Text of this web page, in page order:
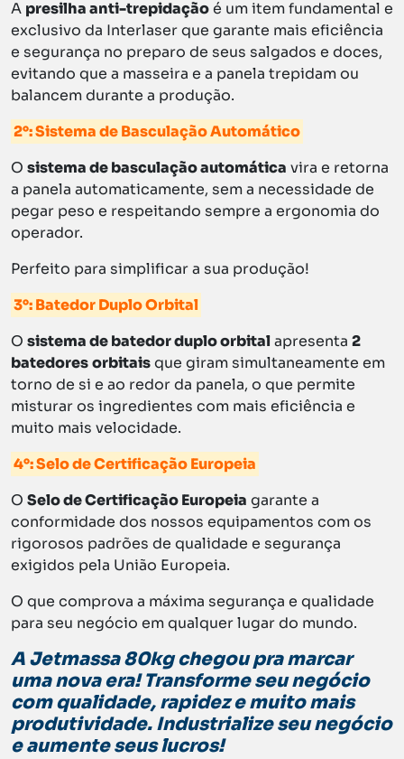
A presilha anti-trepidaçãoé um item fundamental e
exclusivo da Interlaser que garante mais eficiência
e segurança no preparo de seus salgados e doces,
evitando que a masseira e a panela trepidam ou
balancem durante a produção.
2°: Sistema de Basculação Automático
O sistema de basculação automática vira e retorna
a panela automaticamente, sem a necessidade de
pegar peso e respeitando sempre a ergonomia do
operador.
Perfeito para simplificar a sua produção!
3°: Batedor Duplo Orbital
O sistema de batedor duplo orbitalapresenta 2
batedoresorbitaisque giram simultaneamente em
torno de si e ao redor da panela, o que permite
misturar os ingredientes com mais eficiência e
muito mais velocidade.
4°: Selo de Certificação Europeia
O Selo de Certificação Europeia garante a
conformidade dos nossos equipamentos com os
rigorosos padrões de qualidade e segurança
exigidos pela União Europeia.
O que comprova a máxima segurança e qualidade
para seu negócio em qualquer lugar do mundo.
A Jetmassa 80kg chegou pra marcar
uma nova era! Transforme seu negócio
com qualidade, rapidez e muito mais
produtividade. Industrialize seu negócio
e aumente seus lucros!